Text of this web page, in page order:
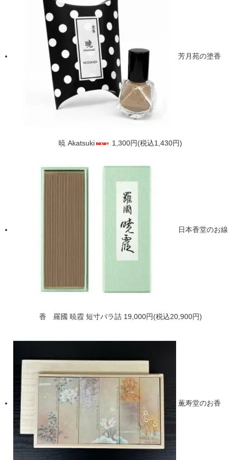
芳月苑の塗香
暁 Akatsuki 1,300円(税込1,430円)
日本香堂のお線
香 羅國 暁霞 短寸バラ詰 19,000円(税込20,900円)
薫寿堂のお香